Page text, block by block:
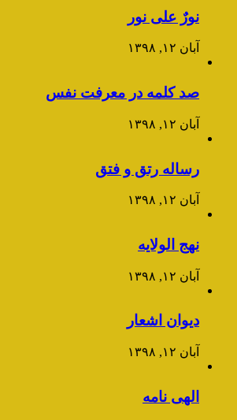
نورٌ علی نور
آبان ۱۲, ۱۳۹۸
صد کلمه در معرفت نفس
آبان ۱۲, ۱۳۹۸
رساله رتق و فتق
آبان ۱۲, ۱۳۹۸
نهج الولایه
آبان ۱۲, ۱۳۹۸
دیوان اشعار
آبان ۱۲, ۱۳۹۸
الهی نامه